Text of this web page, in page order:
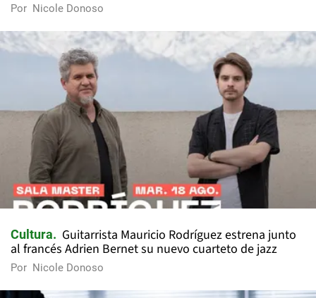
Por Nicole Donoso
Cultura
Guitarrista Mauricio Rodríguez estrena junto
al francés Adrien Bernet su nuevo cuarteto de jazz
Por Nicole Donoso